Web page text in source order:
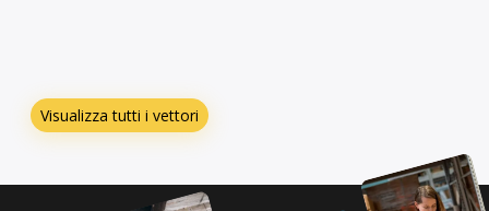
Visualizza tutti i vettori